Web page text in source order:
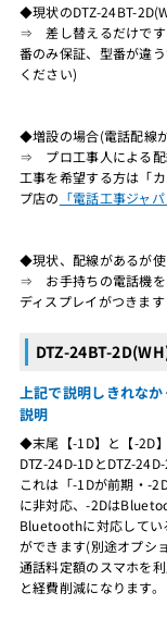
◆現状のDTZ-24BT-
⇒ 差し替えるだけです
番のみ保証、型番が違
ください)
◆増設の場合(電話配線
⇒ プロ工事人による配
工事を希望する方は「
プ店の 「電話工事ジャパ
◆現状、配線があるが
⇒ お手持ちの電話機を1
ディスプレイがつきます
DTZ-24BT-
上記で説明しきれな
説明
◆末尾【-1D】と【-2D
DTZ-24D-1DとDTZ-
これは「-1Dが前期・-
に非対応、-2Dは
Bluetoothに対応してい
ができます(別途オプシ
通話料定額のスマホを
と経費削減になります。